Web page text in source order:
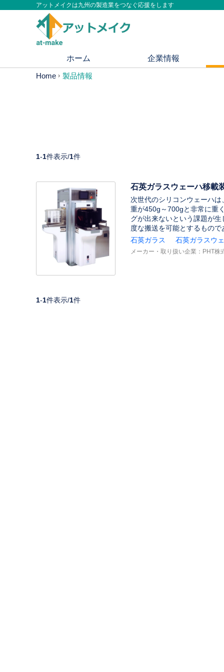
アットメイクは九州の製造業をつなぐ応援をします
ホーム 企業情報
Home 製品情報
1-1件表示/1件
石英ガラスウェーハ移載
次世代のシリコンウェーハ
重が450g～700gと非常に重
グが出来ないという課題が
度な搬送を可能とするもので
石英ガラス
石英ガラスウ
メーカー・取り扱い企業： PHT株
1-1件表示/1件